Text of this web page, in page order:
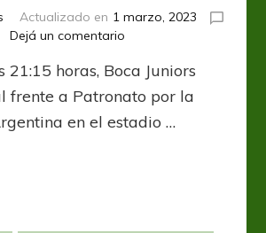
Actualizado en 1 marzo, 2023
Dejá un comentario
la
SuperCopa
21:15 horas, Boca Juniors
frente a Patronato por la
en el estadio …